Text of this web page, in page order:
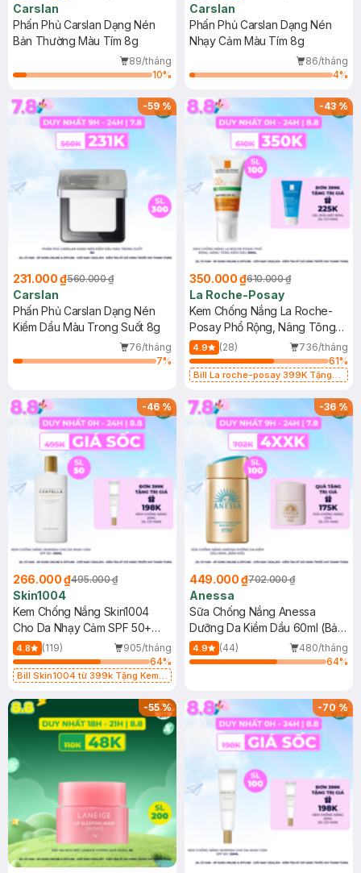
Carslan
Phấn Phủ Carslan Dạng Nén
Bản Thường Màu Tím 8g
89/tháng
10%
Carslan
Phấn Phủ Carslan Dạng Nén
Nhạy Cảm Màu Tím 8g
86/tháng
4%
-59%
231.000 ₫560.000 ₫
Carslan
Phấn Phủ Carslan Dạng Nén
Kiềm Dầu Màu Trong Suốt 8g
76/tháng
7%
-43%
350.000 ₫610.000 ₫
La Roche-Posay
Kem Chống Nắng La Roche-
Posay Phổ Rộng, Nâng Tông
Kiềm Dầu 50ml
4.9 (28)
736/tháng
61%
Bill La roche-posay 399K Tặng
(SL có hạn)
-46%
266.000 ₫495.000 ₫
Skin1004
Kem Chống Nắng Skin1004
Cho Da Nhạy Cảm SPF 50+
50ml
4.8 (119)
905/tháng
64%
Bill Skin1004 từ 399k Tặng Kem
SPF 50+ 20ml (SL Có Hạn)
-36%
449.000 ₫702.000 ₫
Anessa
Sữa Chống Nắng Anessa
Dưỡng Da Kiềm Dầu 60ml (Bản
Mới)
4.9 (44)
480/tháng
64%
-55% -70%